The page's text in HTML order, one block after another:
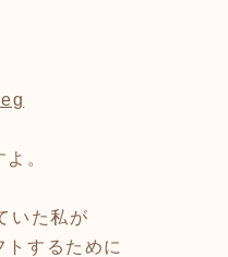
よ。
いた私が
トするために